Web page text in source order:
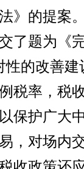
》的提案
题为《完
性的改善
税率，税
保护广大
，对场内